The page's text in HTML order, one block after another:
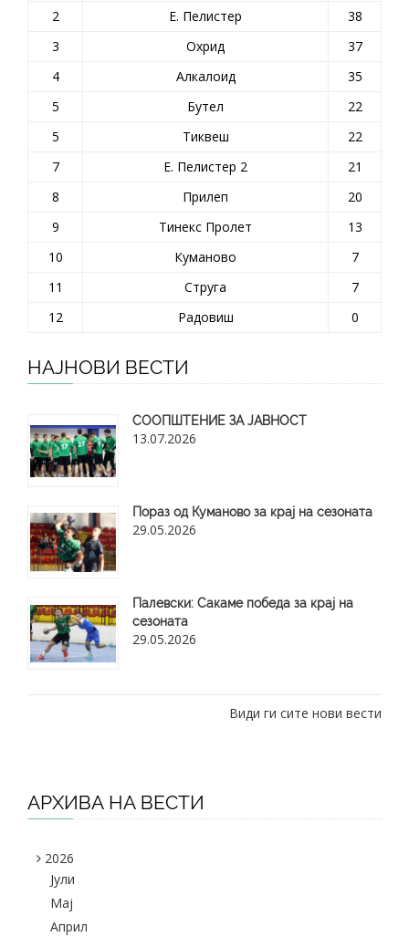
2
Е. Пелистер
38
3
Охрид
37
4
Алкалоид
35
5
Бутел
22
5
Тиквеш
22
7
Е. Пелистер 2
21
8
Прилеп
20
9
Тинекс Пролет
13
10
Куманово
7
11
Струга
7
12
Радовиш 0
НАЈНОВИ ВЕСТИ
СООПШТЕНИЕ ЗА ЈАВНОСТ
13.07.2026
Пораз од Куманово за крај на сезоната
29.05.2026
​Палевски: Сакаме победа за крај на
сезоната
29.05.2026
Види ги сите нови вести
АРХИВА НА ВЕСТИ
2026
Јули
Maj
Април